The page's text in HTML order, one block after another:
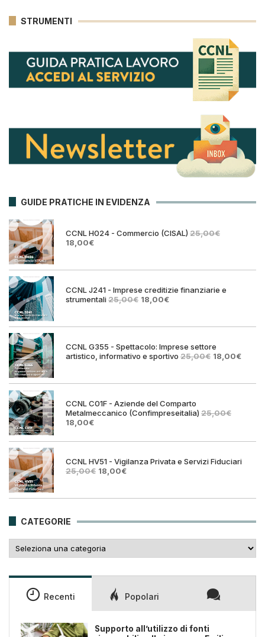
STRUMENTI
GUIDE PRATICHE IN EVIDENZA
CCNL H024 - Commercio (CISAL) 25,00€
Il
era:
18,00€Il
è:
CCNL J241 - Imprese creditizie finanziarie e
strumentali25,00€ Il
era:
18,00€Il
è:
CCNL G355 - Spettacolo: Imprese settore
artistico, informativo e sportivo 25,00€ Il
era:
18,00€Il
è:
CCNL C01F - Aziende del Comparto
Metalmeccanico (Confimpreseitalia) 25,00€
Il
originale
25,00€.
18,00€Il
attuale
18,00€.
CCNL HV51 - Vigilanza Privata e Servizi Fiduciari
25,00€ Il
era:
18,00€Il
è:
CATEGORIE
Recenti Popolari
Supporto all’utilizzo di fonti